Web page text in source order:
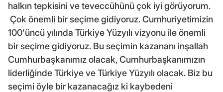
halkın tepkisini ve teveccühünü çok iyi görüyorum.
Çok önemli bir seçime gidiyoruz. Cumhuriyetimizin
100'üncü yılında Türkiye Yüzyılı vizyonu ile önemli
bir seçime gidiyoruz. Bu seçimin kazananı inşallah
Cumhurbaşkanımız olacak, Cumhurbaşkanımızın
liderliğinde Türkiye ve Türkiye Yüzyılı olacak. Biz bu
seçimi öyle bir kazanacağız ki kaybedeni